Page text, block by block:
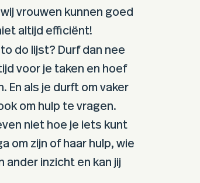
vrouwen kunnen goed
altijd efficiënt!
do lijst? Durf dan nee
voor je taken en hoef
En als je durft om vaker
om hulp te vragen.
niet hoe je iets kunt
om zijn of haar hulp, wie
inzicht en kan jij